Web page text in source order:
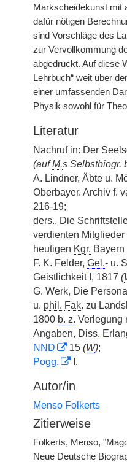
Markscheidekunst mit
dafür nötigen
sind Vorschläge des
zur Vervollkommung
abgedruckt. Auf diese
Lehrbuch“ weit über
einer umfassenden
Physik sowohl für
Literatur
Nachruf in: Der
(aufM.s Selbstbiogr.
A. Lindner, Äbte u.
Oberbayer. Archiv f.
216-19;
ders., Die
verdienten
heutigen Kgr. Bayern
F. K. Felder, Gel.- u.
Geistlichkeit I, 1817 (
G. Werk, Die
u. phil. Fak. zu
1800 b. z. Verlegung
Angaben, Diss.
NND
15 (W);
Pogg.
I.
Autor/in
Menso Folkerts
Zitierweise
Folkerts, Menso,
Neue Deutsche